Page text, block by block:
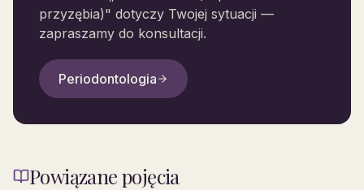
przyzębia)" dotyczy Twojej sytuacji —
zapraszamy do konsultacji.
Periodontologia
Powiązane pojęcia